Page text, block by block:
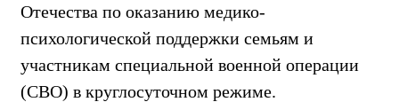
Отечества по оказанию медико-
психологической поддержки семьям и
участникам специальной военной операции
(СВО) в круглосуточном режиме.